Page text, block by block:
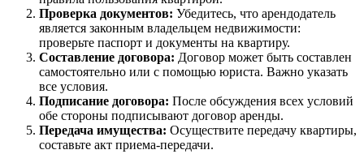
Проверка документов: Убедитесь, что арендодатель
является законным владельцем недвижимости:
проверьте паспорт и документы на квартиру.
Составление договора: Договор может быть составлен
самостоятельно или с помощью юриста. Важно указать
все условия.
Подписание договора: После обсуждения всех условий
обе стороны подписывают договор аренды.
Передача имущества: Осуществите передачу квартиры,
составьте акт приема-передачи.